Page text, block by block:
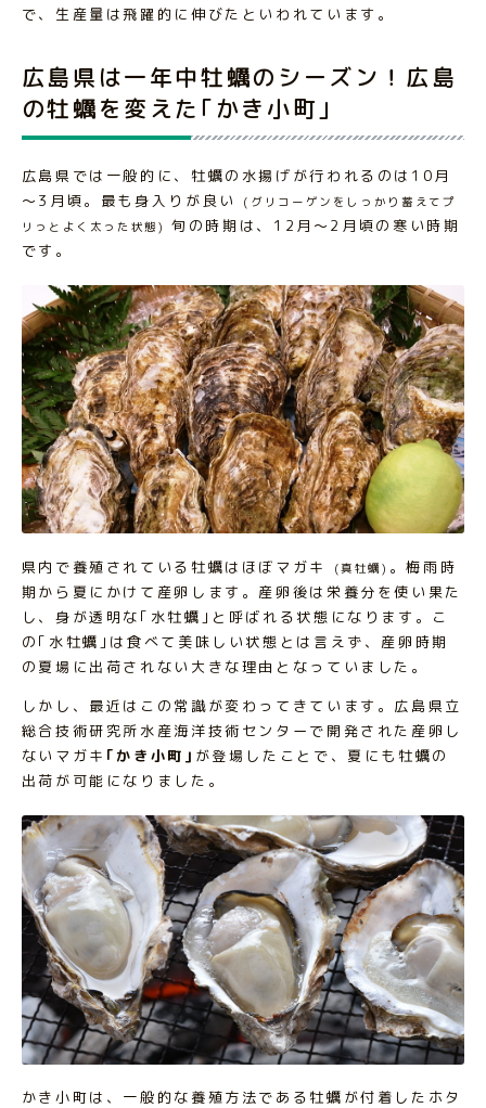
で、生産量は飛躍的に伸びたといわれています。
広島県は一年中牡蠣のシーズン！広島
の牡蠣を変えた｢かき小町｣
広島県では一般的に、牡蠣の水揚げが行われるのは10月
～3月頃。最も身入りが良い
(グリコーゲンをしっかり蓄えてプ
リっとよく太った状態)旬の時期は、12月～2月頃の寒い時期
です。
県内で養殖されている牡蠣はほぼマガキ (真牡蠣) 。梅雨時
期から夏にかけて産卵します。産卵後は栄養分を使い果た
し、身が透明な｢水牡蠣｣と呼ばれる状態になります。こ
の｢水牡蠣｣は食べて美味しい状態とは言えず、産卵時期
の夏場に出荷されない大きな理由となっていました。
しかし、最近はこの常識が変わってきています。広島県立
総合技術研究所水産海洋技術センターで開発された産卵し
ないマガキ ｢かき小町｣ が登場したことで、夏にも牡蠣の
出荷が可能になりました。
かき小町は、一般的な養殖方法である牡蠣が付着したホタ